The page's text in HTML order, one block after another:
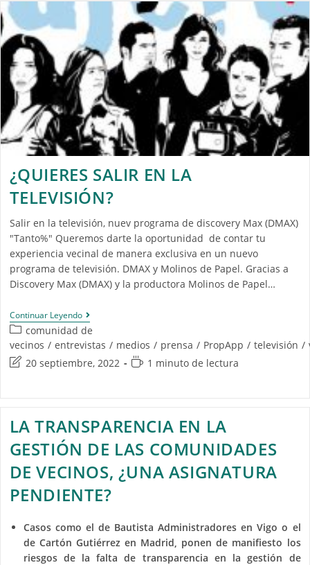
¿QUIERES SALIR EN LA
TELEVISIÓN?
Salir en la televisión, nuev programa de discovery Max (DMAX)
"Tanto%" Queremos darte la oportunidad de contar tu
experiencia vecinal de manera exclusiva en un nuevo
programa de televisión. DMAX y Molinos de Papel. Gracias a
Discovery Max (DMAX) y la productora Molinos de Papel…
Continuar Leyendo
comunidad de
vecinos / entrevistas / medios / prensa / PropApp / televisión /
20 septiembre, 2022
1 minuto de lectura
LA TRANSPARENCIA EN LA
GESTIÓN DE LAS COMUNIDADES
DE VECINOS, ¿UNA ASIGNATURA
PENDIENTE?
Casos como el de Bautista Administradores en Vigo o el
de Cartón Gutiérrez en Madrid, ponen de manifiesto los
riesgos de la falta de transparencia en la gestión de